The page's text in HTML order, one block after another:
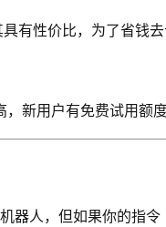
具有性价比，为了省钱
新用户有免费试用额度
器人，但如果你的指